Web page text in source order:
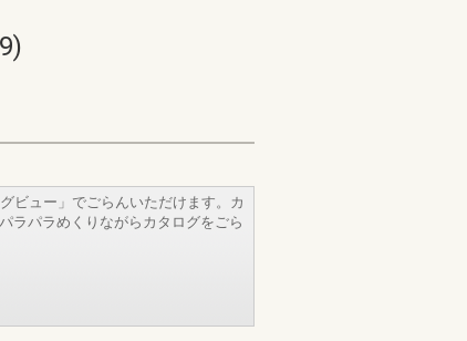
ビュー」でごらんいただけます。カ
ラパラめくりながらカタログをごら